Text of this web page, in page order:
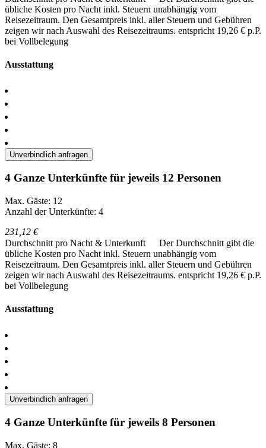
übliche Kosten pro Nacht inkl. Steuern unabhängig vom
Reisezeitraum. Den Gesamtpreis inkl. aller Steuern und Gebühren
zeigen wir nach Auswahl des Reisezeitraums. entspricht 19,26 € p.P.
bei Vollbelegung
Ausstattung
Unverbindlich anfragen
4 Ganze Unterkünfte für jeweils 12 Personen
Max. Gäste: 12
Anzahl der Unterkünfte: 4
231,12 €
Durchschnitt pro Nacht & Unterkunft
Der Durchschnitt gibt die
übliche Kosten pro Nacht inkl. Steuern unabhängig vom
Reisezeitraum. Den Gesamtpreis inkl. aller Steuern und Gebühren
zeigen wir nach Auswahl des Reisezeitraums. entspricht 19,26 € p.P.
bei Vollbelegung
Ausstattung
Unverbindlich anfragen
4 Ganze Unterkünfte für jeweils 8 Personen
Max. Gäste: 8